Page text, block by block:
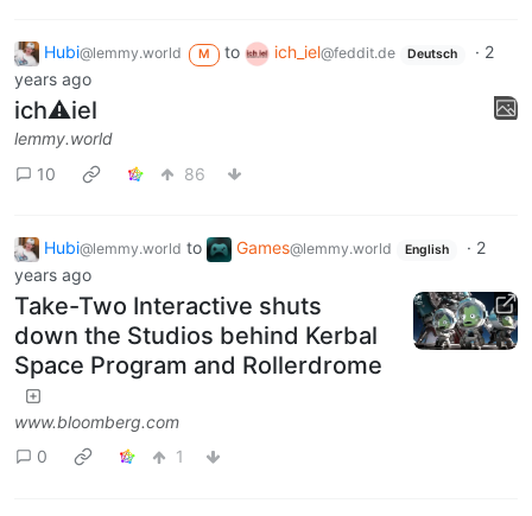
Hubi@lemmy.world M to ich_iel@feddit.de Deutsch · 2
years ago
ich⚠️iel
lemmy.world
10
86
Hubi@lemmy.world to Games@lemmy.world English · 2
years ago
Take-Two Interactive shuts
down the Studios behind Kerbal
Space Program and Rollerdrome
www.bloomberg.com
0
1